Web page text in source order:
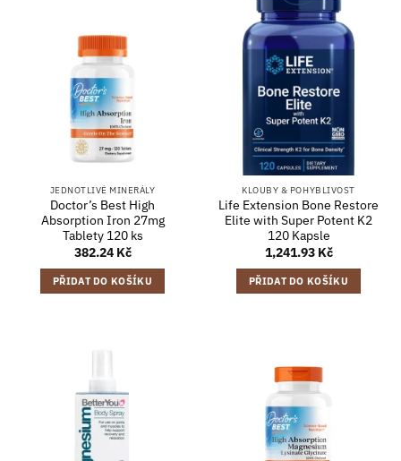
JEDNOTLIVÉ MINERÁLY
Doctor’s Best High
Absorption Iron 27mg
Tablety 120 ks
382.24 Kč
PŘIDAT DO KOŠÍKU
KLOUBY & POHYBLIVOST
Life Extension Bone Restore
Elite with Super Potent K2
120 Kapsle
1,241.93 Kč
PŘIDAT DO KOŠÍKU